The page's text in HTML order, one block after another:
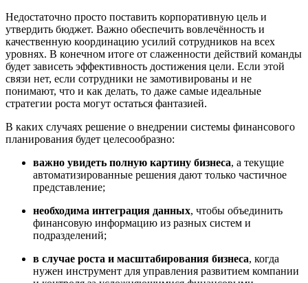
Недостаточно просто поставить корпоративную цель и
утвердить бюджет. Важно обеспечить вовлечённость и
качественную координацию усилий сотрудников на всех
уровнях. В конечном итоге от слаженности действий команды
будет зависеть эффективность достижения цели. Если этой
связи нет, если сотрудники не замотивированы и не
понимают, что и как делать, то даже самые идеальные
стратегии роста могут остаться фантазией.
В каких случаях решение о внедрении системы финансового
планирования будет целесообразно:
важно увидеть полную картину бизнеса, а текущие
автоматизированные решения дают только частичное
представление;
необходима интеграция данных, чтобы объединить
финансовую информацию из разных систем и
подразделений;
в случае роста и масштабирования бизнеса, когда
нужен инструмент для управления развитием компании